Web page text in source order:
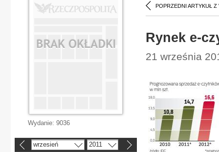
POPRZEDNI ARTYKUŁ Z
Rynek e-
21 września
Wydanie: 9036
wrzesień 2011